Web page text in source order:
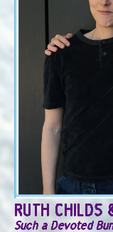
RUTH CHILDS
Such a Devoted